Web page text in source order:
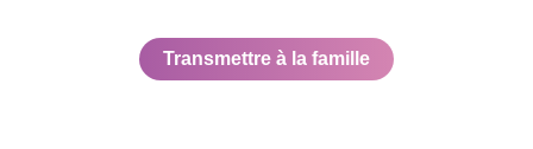
Transmettre à la famille